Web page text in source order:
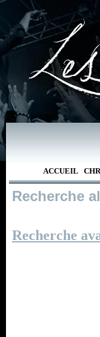
ACCUEIL
Recherche
Recherche